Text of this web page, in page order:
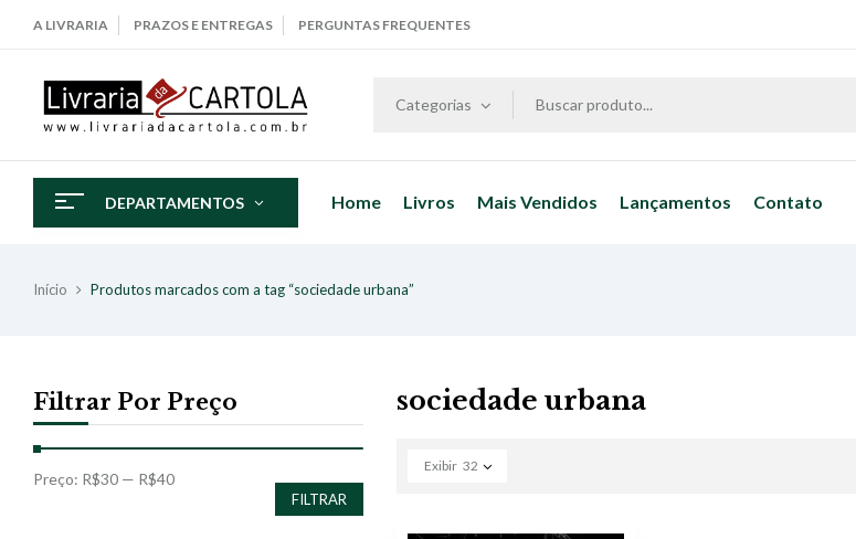
A LIVRARIA PRAZOS E ENTREGAS PERGUNTAS FREQUENTES
Categorias
DEPARTAMENTOS Home Livros Mais Vendidos Lançamentos Contato
Início Produtos marcados com a tag “sociedade urbana”
Filtrar Por Preço
FILTRAR
Preço: R$30 — R$40
sociedade urbana
Exibir 32